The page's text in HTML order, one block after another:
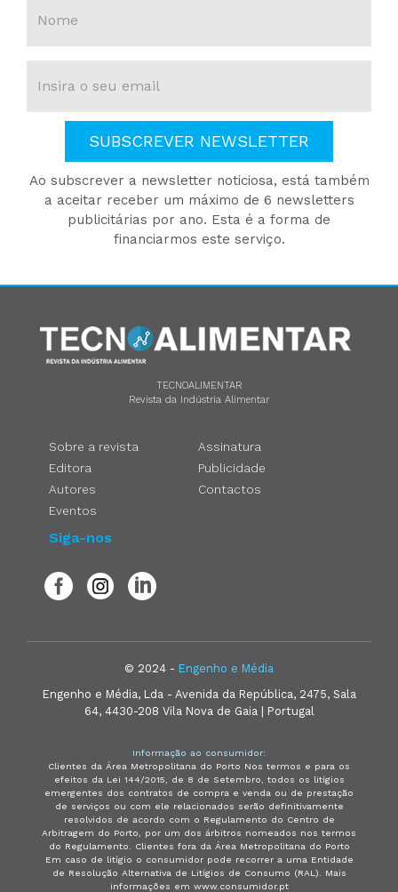
SUBSCREVER NEWSLETTER
Ao subscrever a newsletter noticiosa, está também
a aceitar receber um máximo de 6 newsletters
publicitárias por ano. Esta é a forma de
financiarmos este serviço.
TECNOALIMENTAR
Revista da Indústria Alimentar
Sobre a revista
Editora
Autores
Eventos
Assinatura
Publicidade
Contactos
Siga-nos
© 2024 - Engenho e Média
Engenho e Média, Lda - Avenida da República, 2475, Sala
64, 4430-208 Vila Nova de Gaia | Portugal
Informação ao consumidor:
Clientes da Área Metropolitana do Porto Nos termos e para os
efeitos da Lei 144/2015, de 8 de Setembro, todos os litígios
emergentes dos contratos de compra e venda ou de prestação
de serviços ou com ele relacionados serão definitivamente
resolvidos de acordo com o Regulamento do Centro de
Arbitragem do Porto, por um dos árbitros nomeados nos termos
do Regulamento. Clientes fora da Área Metropolitana do Porto
Em caso de litígio o consumidor pode recorrer a uma Entidade
de Resolução Alternativa de Litígios de Consumo (RAL). Mais
informações em www.consumidor.pt